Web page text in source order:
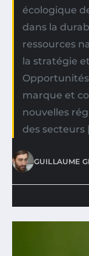
écologique
dans la
ressources
la stratégie
marque et
nouvelles
des secteurs
GUILLAUME